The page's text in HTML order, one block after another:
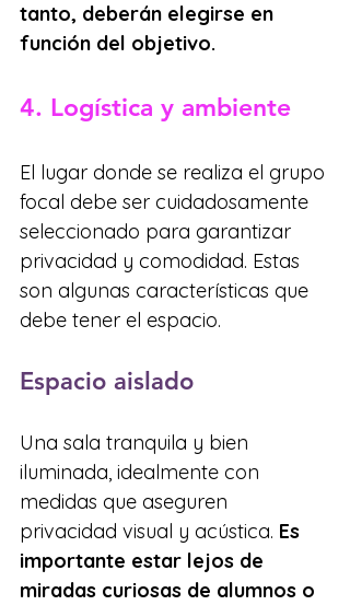
tanto, deberán elegirse en
función del objetivo.
4. Logística y ambiente
El lugar donde se realiza el grupo
focal debe ser cuidadosamente
seleccionado para garantizar
privacidad y comodidad. Estas
son algunas características que
debe tener el espacio.
Espacio aislado
Una sala tranquila y bien
iluminada, idealmente con
medidas que aseguren
privacidad visual y acústica. Es
importante estar lejos de
miradas curiosas de alumnos o